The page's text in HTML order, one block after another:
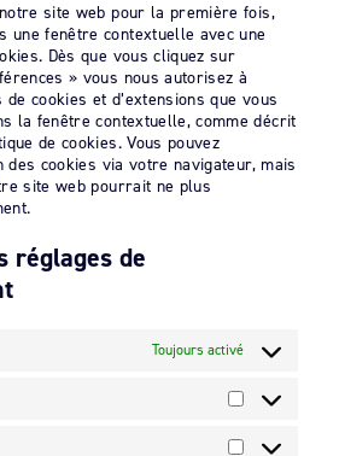
site web pour la première fois,
une fenêtre contextuelle avec une
Dès que vous cliquez sur
» vous nous autorisez à
cookies et d’extensions que vous
la fenêtre contextuelle, comme décrit
de cookies. Vous pouvez
des cookies via votre navigateur, mais
site web pourrait ne plus
réglages de
Toujours activé
Statistiques